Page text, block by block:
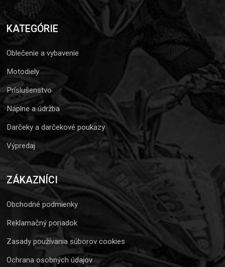
KATEGÓRIE
Oblečenie a vybavenie
Motodiely
Príslušenstvo
Náplne a údržba
Darčeky a darčekové poukazy
Výpredaj
ZÁKAZNÍCI
Obchodné podmienky
Reklamačný poriadok
Zasady používania súborov cookies
Ochrana osobných údajov